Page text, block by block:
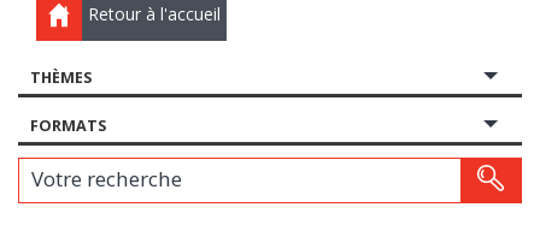
Retour à l'accueil
THÈMES
FORMATS
Votre recherche